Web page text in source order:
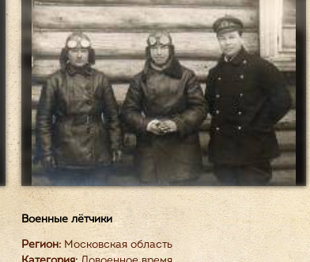
Военные лётчики
Регион:Московская область